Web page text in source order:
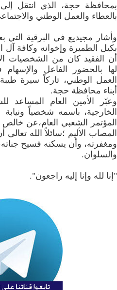
بمحافظة حجة، الذي انتقل
بالعطاء والعمل الوطني
وأشار مجيديع في البرقية التي
بكيل الطميرة وإخوانه وكافة
أن الفقيد كان من الشخصيات
لها بالحضور الفاعل
العمل الوطني، تاركاً سيرة
أبناء محافظة حجة.
وعبّر الأمين العام المساعد
الخارجية، باسمه شخصياً
المؤتمر الشعبي العام،عن خالص
المصاب الأليم ؛سائلاً الله
ومغفرته، وأن يسكنه فسيح
والسلوان.
"إنا لله وإنا إليه راجعون".